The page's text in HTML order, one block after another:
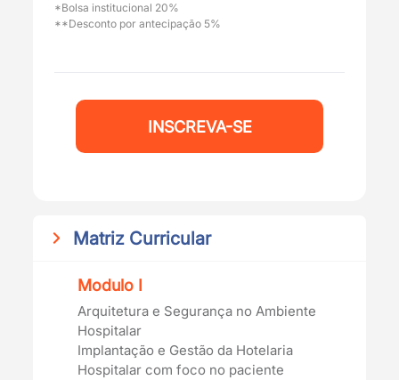
*Bolsa institucional 20%
**Desconto por antecipação 5%
INSCREVA-SE
Matriz Curricular
Modulo I
Arquitetura e Segurança no Ambiente
Hospitalar
Implantação e Gestão da Hotelaria
Hospitalar com foco no paciente